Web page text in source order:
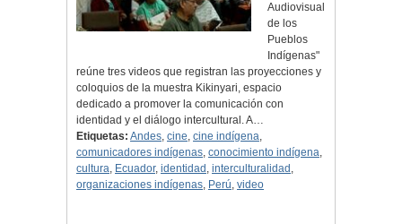
Audiovisual
de los
Pueblos
Indígenas"
reúne tres videos que registran las proyecciones y
coloquios de la muestra Kikinyari, espacio
dedicado a promover la comunicación con
identidad y el diálogo intercultural. A…
Etiquetas: Andes, cine, cine indígena,
comunicadores indígenas, conocimiento indígena,
cultura, Ecuador, identidad , interculturalidad ,
organizaciones indígenas, Perú, video